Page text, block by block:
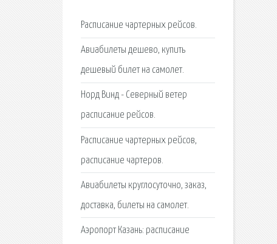
Расписание чартерных рейсов.
Авиабилеты дешево, купить
дешевый билет на самолет.
Норд Винд - Северный ветер
расписание рейсов.
Расписание чартерных рейсов,
расписание чартеров.
Авиабилеты круглосуточно, заказ,
доставка, билеты на самолет.
Аэропорт Казань: расписание